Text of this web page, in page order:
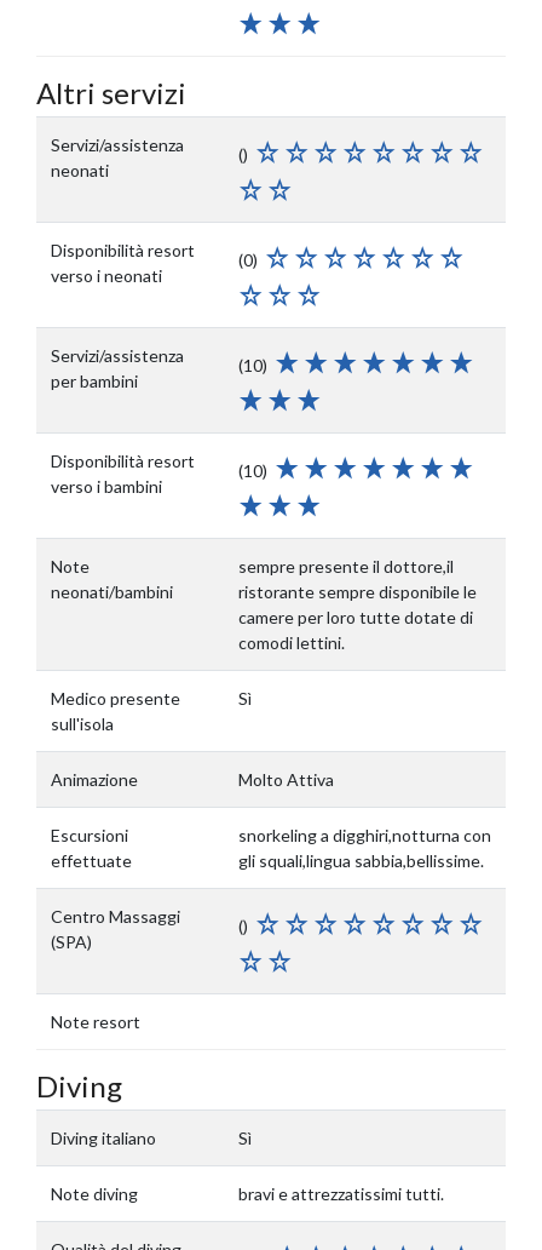
Altri servizi
Servizi/assistenza
neonati
()
Disponibilità resort
verso i neonati
(0)
Servizi/assistenza
per bambini
(10)
Disponibilità resort
verso i bambini
(10)
Note
neonati/bambini
sempre presente il dottore,il
ristorante sempre disponibile le
camere per loro tutte dotate di
comodi lettini.
Medico presente
sull'isola
Sì
Animazione Molto Attiva
Escursioni
effettuate
snorkeling a digghiri,notturna con
gli squali,lingua sabbia,bellissime.
Centro Massaggi
(SPA)
()
Note resort
Diving
Diving italiano Sì
Note diving bravi e attrezzatissimi tutti.